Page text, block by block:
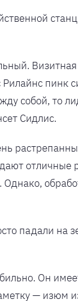
Визитная
пинк
собой, то
Сидлис.
отличные
Однако,
падали на
Он
— изюм